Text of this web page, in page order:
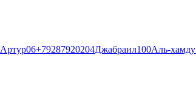
Артур06+79287920204Джабраил100Аль-